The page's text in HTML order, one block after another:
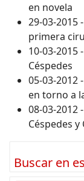
en novela
29-03-2015
primera
10-03-2015
Céspedes
05-03-2012
en torno a
08-03-2012
Céspedes y
Buscar en